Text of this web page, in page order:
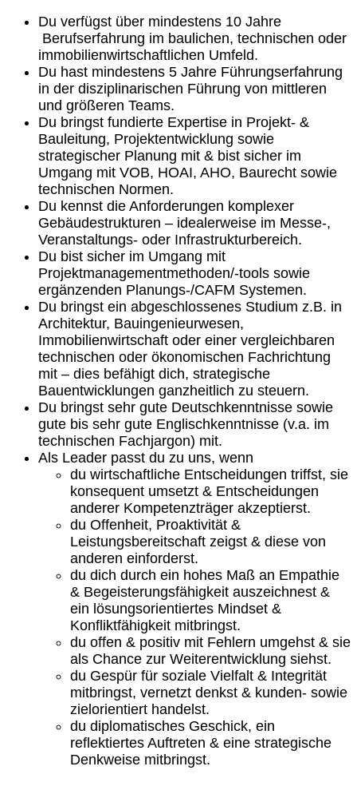
Du verfügst über mindestens 10 Jahre
Berufserfahrung im baulichen, technischen oder
immobilienwirtschaftlichen Umfeld.
Du hast mindestens 5 Jahre Führungserfahrung
in der disziplinarischen Führung von mittleren
und größeren Teams.
Du bringst fundierte Expertise in Projekt‑ &
Bauleitung, Projektentwicklung sowie
strategischer Planung mit & bist sicher im
Umgang mit VOB, HOAI, AHO, Baurecht sowie
technischen Normen.
Du kennst die Anforderungen komplexer
Gebäudestrukturen – idealerweise im Messe‑,
Veranstaltungs‑ oder Infrastrukturbereich.
Du bist sicher im Umgang mit
Projektmanagementmethoden/-tools sowie
ergänzenden Planungs-/CAFM Systemen.
Du bringst ein abgeschlossenes Studium z.B. in
Architektur, Bauingenieurwesen,
Immobilienwirtschaft oder einer vergleichbaren
technischen oder ökonomischen Fachrichtung
mit – dies befähigt dich, strategische
Bauentwicklungen ganzheitlich zu steuern.
Du bringst sehr gute Deutschkenntnisse sowie
gute bis sehr gute Englischkenntnisse (v.a. im
technischen Fachjargon) mit.
Als Leader passt du zu uns, wenn
du wirtschaftliche Entscheidungen triffst, sie
konsequent umsetzt & Entscheidungen
anderer Kompetenzträger akzeptierst.
du Offenheit, Proaktivität &
Leistungsbereitschaft zeigst & diese von
anderen einforderst.
du dich durch ein hohes Maß an Empathie
& Begeisterungsfähigkeit auszeichnest &
ein lösungsorientiertes Mindset &
Konfliktfähigkeit mitbringst.
du offen & positiv mit Fehlern umgehst & sie
als Chance zur Weiterentwicklung siehst.
du Gespür für soziale Vielfalt & Integrität
mitbringst, vernetzt denkst & kunden- sowie
zielorientiert handelst.
du diplomatisches Geschick, ein
reflektiertes Auftreten & eine strategische
Denkweise mitbringst.